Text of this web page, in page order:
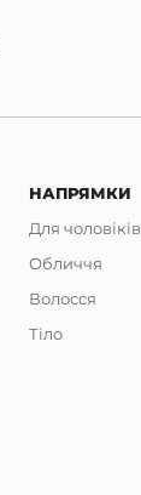
НАПРЯМКИ
Для чоловіків
Обличчя
Волосся
Тіло